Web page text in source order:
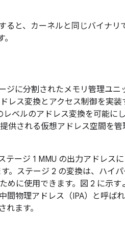
ると、カーネルと同じバイナリ
ジに分割されたメモリ管理ユニ
レス変換とアクセス制御を実
ベルのアドレス変換を可能に
供される仮想アドレス空間を管
テージ 1 MMU の出力アドレス
。ステージ 2 の変換は、ハイ
めに使用できます。図 2 に示
間物理アドレス（IPA）と呼ば
れます。